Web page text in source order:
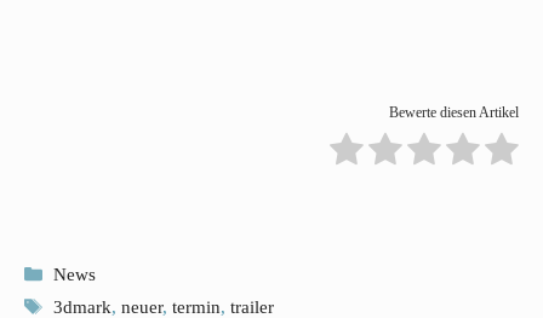
Bewerte diesen Artikel
Kategorien
News
Schlagwörter
3dmark, neuer, termin, trailer